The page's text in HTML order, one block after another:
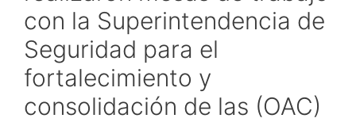
con la Superintendencia de
Seguridad para el
fortalecimiento y
consolidación de las (OAC)